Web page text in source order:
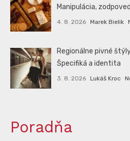
Manipulácia,
4. 8. 2026 Marek Bielik
Regionálne pivné
Špecifiká a identita
3. 8. 2026 Lukáš Kroc
Poradňa